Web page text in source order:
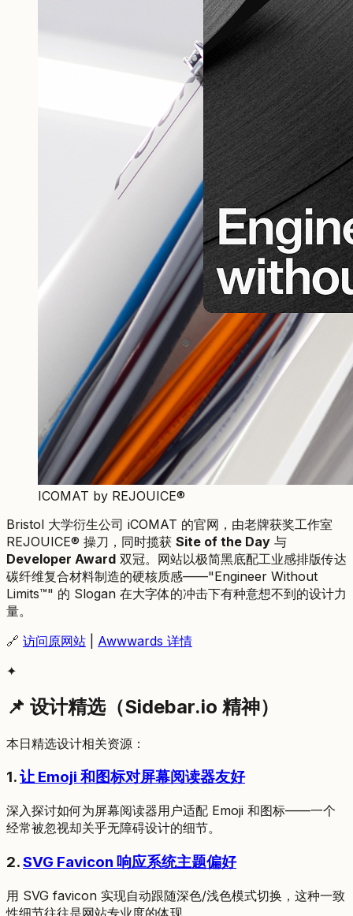
ICOMAT by REJOUICE®
Bristol 大学衍生公司 iCOMAT 的官网，由老牌获奖工作室
REJOUICE® 操刀，同时揽获 Site of the Day 与
Developer Award 双冠。网站以极简黑底配工业感排版传达
碳纤维复合材料制造的硬核质感——"Engineer Without
Limits™" 的 Slogan 在大字体的冲击下有种意想不到的设计力
量。
🔗 访问原网站
Awwwards 详情
✦
📌 设计精选（Sidebar.io 精神）
本日精选设计相关资源：
1.让 Emoji 和图标对屏幕阅读器友好
深入探讨如何为屏幕阅读器用户适配 Emoji 和图标——一个
经常被忽视却关乎无障碍设计的细节。
2.SVG Favicon 响应系统主题偏好
用 SVG favicon 实现自动跟随深色/浅色模式切换，这种一致
性细节往往是网站专业度的体现。